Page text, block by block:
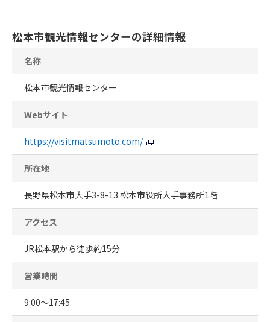
松本市観光情報センターの詳細情報
名称
松本市観光情報センター
Webサイト
https://visitmatsumoto.com/
所在地
長野県松本市大手3-8-13 松本市役所大手事務所1階
アクセス
JR松本駅から徒歩約15分
営業時間
9:00～17:45